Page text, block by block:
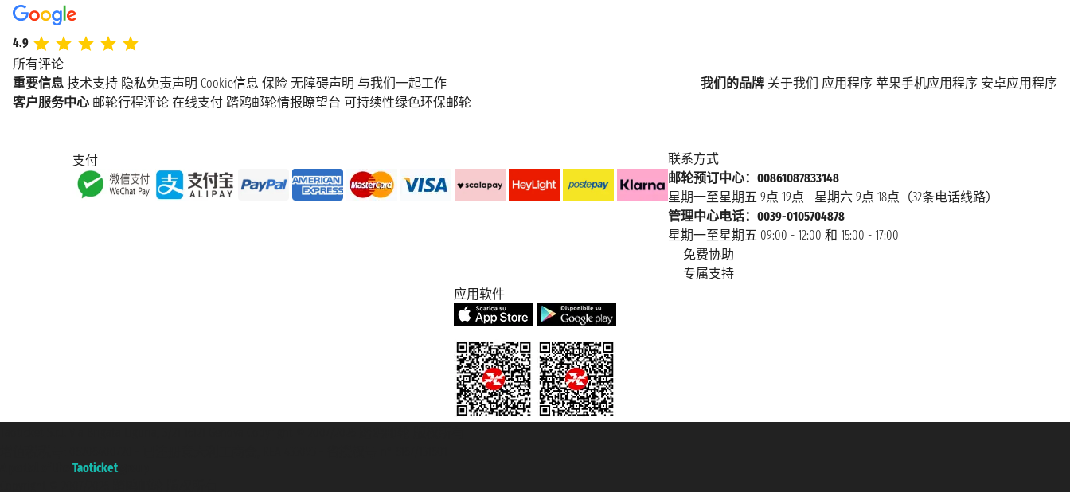
4.9
所有评论
重要信息 技术支持 隐私免责声明 Cookie信息 保险 无障碍声明 与我们一起工作 我们的品牌 关于我们 应用程序 苹果手机应用程序 安卓应用程序
客户服务中心 邮轮行程评论 在线支付 踏鸥邮轮情报瞭望台 可持续性绿色环保邮轮
支付
联系方式
邮轮预订中心：00861087833148
星期一至星期五 9点-19点 - 星期六 9点-18点（32条电话线路）
管理中心电话：0039-0105704878
星期一至星期五 09:00 - 12:00 和 15:00 - 17:00
免费协助
专属支持
应用软件
Taoticket